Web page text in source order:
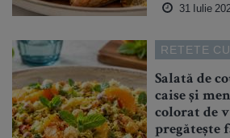
31 Iulie
RETETE
Salată de
caise și
colorat de
pregătește